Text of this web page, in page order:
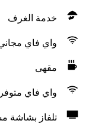
خدمة الغرف
واي فاي
مقهى
واي فاي
تلفاز بشاشة